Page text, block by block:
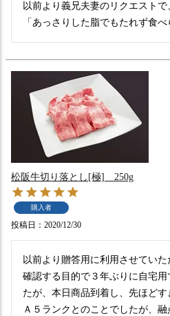
以前より義兄夫妻のリクエストで
「あっさりした脂でもたれず食
松阪牛切り落とし[極] 250g
購入者
投稿日 2020/12/30
以前より贈答用に利用させてい
確認する目的で３年ぶりに自宅
たが、本日商品到着し、先ほどす
Ａ５ランクとのことでしたが、